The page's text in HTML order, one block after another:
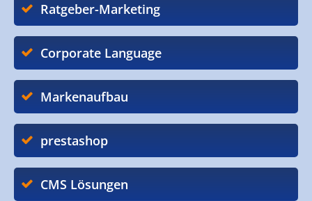
Ratgeber-Marketing
Corporate Language
Markenaufbau
prestashop
CMS Lösungen